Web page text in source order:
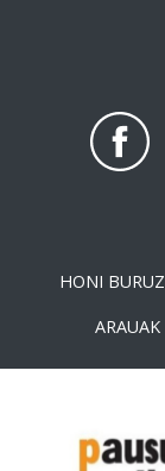
HONI BURUZ
ARAUAK